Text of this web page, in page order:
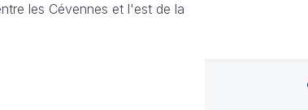
les Cévennes et l'est de la